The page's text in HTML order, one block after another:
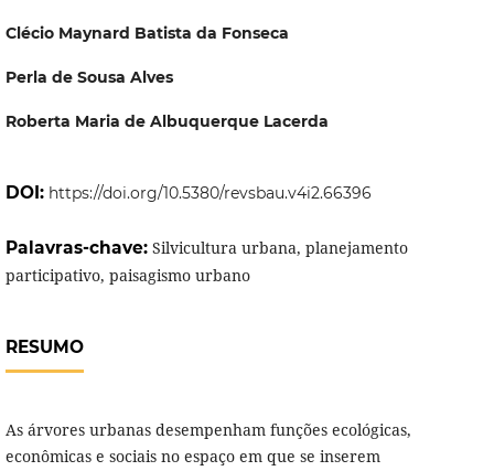
Clécio Maynard Batista da Fonseca
Perla de Sousa Alves
Roberta Maria de Albuquerque Lacerda
DOI: https://doi.org/10.5380/revsbau.v4i2.66396
Palavras-chave: Silvicultura urbana, planejamento
participativo, paisagismo urbano
RESUMO
As árvores urbanas desempenham funções ecológicas,
econômicas e sociais no espaço em que se inserem